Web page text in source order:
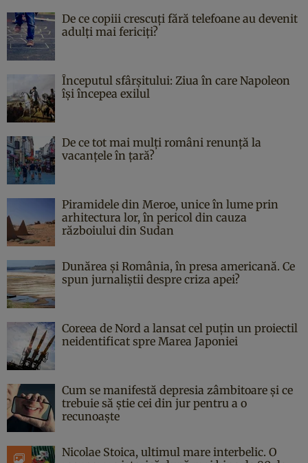
De ce copiii crescuți fără telefoane au devenit
adulți mai fericiți?
Începutul sfârşitului: Ziua în care Napoleon
îşi începea exilul
De ce tot mai mulți români renunță la
vacanțele în țară?
Piramidele din Meroe, unice în lume prin
arhitectura lor, în pericol din cauza
războiului din Sudan
Dunărea și România, în presa americană. Ce
spun jurnaliștii despre criza apei?
Coreea de Nord a lansat cel puțin un proiectil
neidentificat spre Marea Japoniei
Cum se manifestă depresia zâmbitoare și ce
trebuie să știe cei din jur pentru a o
recunoaște
Nicolae Stoica, ultimul mare interbelic. O